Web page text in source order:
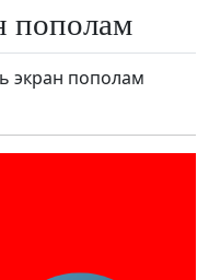
пополам
экран пополам